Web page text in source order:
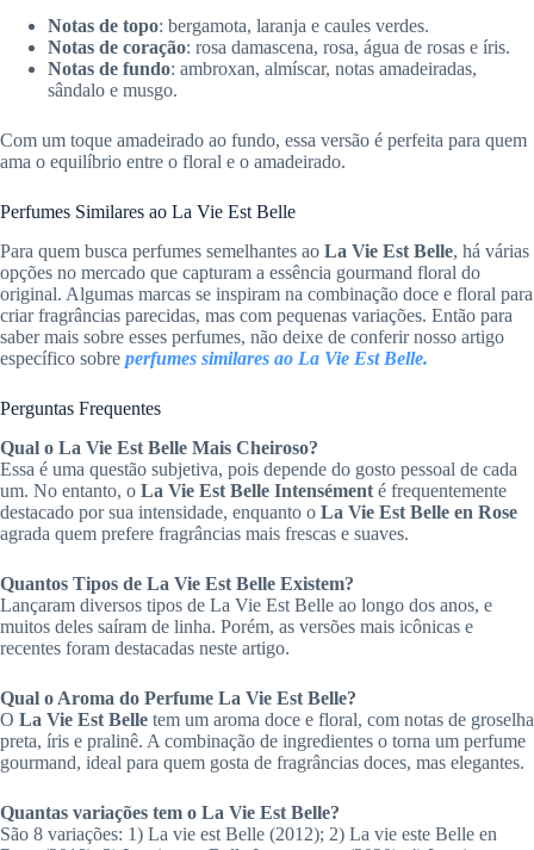
Notas de topo: bergamota, laranja e caules verdes.
Notas de coração: rosa damascena, rosa, água de rosas e íris.
Notas de fundo: ambroxan, almíscar, notas amadeiradas,
sândalo e musgo.
Com um toque amadeirado ao fundo, essa versão é perfeita para quem
ama o equilíbrio entre o floral e o amadeirado.
Perfumes Similares ao La Vie Est Belle
Para quem busca perfumes semelhantes ao La Vie Est Belle, há várias
opções no mercado que capturam a essência gourmand floral do
original. Algumas marcas se inspiram na combinação doce e floral para
criar fragrâncias parecidas, mas com pequenas variações. Então para
saber mais sobre esses perfumes, não deixe de conferir nosso artigo
específico sobre perfumes similares ao La Vie Est Belle.
Perguntas Frequentes
Qual o La Vie Est Belle Mais Cheiroso?
Essa é uma questão subjetiva, pois depende do gosto pessoal de cada
um. No entanto, o La Vie Est Belle Intensément é frequentemente
destacado por sua intensidade, enquanto o La Vie Est Belle en Rose
agrada quem prefere fragrâncias mais frescas e suaves.
Quantos Tipos de La Vie Est Belle Existem?
Lançaram diversos tipos de La Vie Est Belle ao longo dos anos, e
muitos deles saíram de linha. Porém, as versões mais icônicas e
recentes foram destacadas neste artigo.
Qual o Aroma do Perfume La Vie Est Belle?
O La Vie Est Belle tem um aroma doce e floral, com notas de groselha
preta, íris e pralinê. A combinação de ingredientes o torna um perfume
gourmand, ideal para quem gosta de fragrâncias doces, mas elegantes.
Quantas variações tem o La Vie Est Belle?
São 8 variações: 1) La vie est Belle (2012); 2) La vie este Belle en